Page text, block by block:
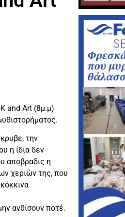
and Art (8μ.μ)
την
η ίδια δεν
αποβραδίς η
χεριών της, που
ανθίσουν ποτέ.